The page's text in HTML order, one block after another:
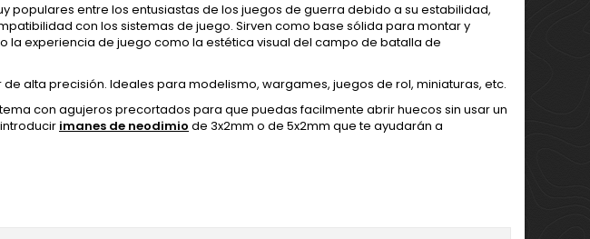
populares entre los entusiastas de los juegos de guerra debido a su estabilidad,
con los sistemas de juego. Sirven como base sólida para montar y
la experiencia de juego como la estética visual del campo de batalla de
alta precisión. Ideales para modelismo, wargames, juegos de rol, miniaturas, etc.
con agujeros precortados para que puedas facilmente abrir huecos sin usar un
imanes de neodimio de 3x2mm o de 5x2mm que te ayudarán a